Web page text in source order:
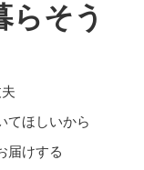
らそう
てほしいから
届けする